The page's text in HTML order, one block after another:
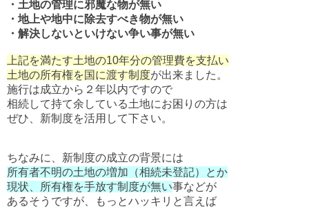
・土地の管理に邪魔な物が無い
・地上や地中に除去すべき物が無い
・解決しないといけない争い事が無い
上記を満たす土地の10年分の管理費を支払い
土地の所有権を国に渡す制度が出来ました。
施行は成立から２年以内ですので
相続して持て余している土地にお困りの方は
ぜひ、新制度を活用して下さい。
ちなみに、新制度の成立の背景には
所有者不明の土地の増加（相続未登記）とか
現状、所有権を手放す制度が無い事などが
あるそうですが、もっとハッキリと言えば